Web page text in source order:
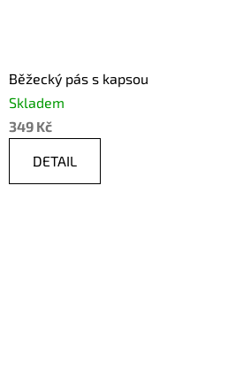
Běžecký pás s kapsou
Skladem
349 Kč
DETAIL